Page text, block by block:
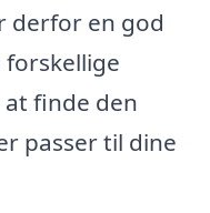
derfor en god
finde den
passer til dine